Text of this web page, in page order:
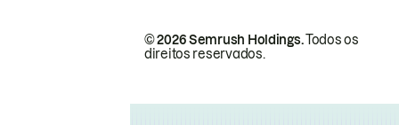
© 2026 Semrush Holdings.Todos os
direitos reservados.